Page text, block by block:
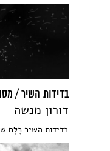
בדידות השיר /
דורון מנשה
בדידות השיר כֻּלָּם